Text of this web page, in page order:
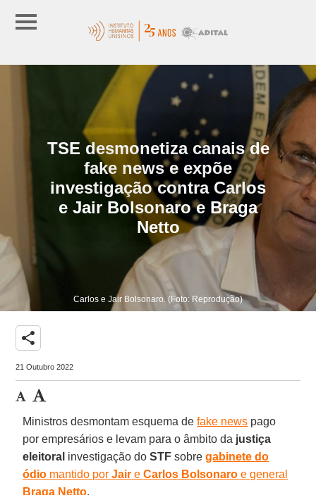
TSE desmonetiza canais de
fake news e expõe
investigação contra Carlos
e Jair Bolsonaro e Braga
Netto
Carlos e Jair Bolsonaro. (Foto: Reprodução)
share
21 Outubro 2022
Ministros desmontam esquema de fake news pago
por empresários e levam para o âmbito da justiça
eleitoral investigação doSTF sobregabinete do
ódio mantido porJair eCarlos Bolsonaro e general
Braga Netto.